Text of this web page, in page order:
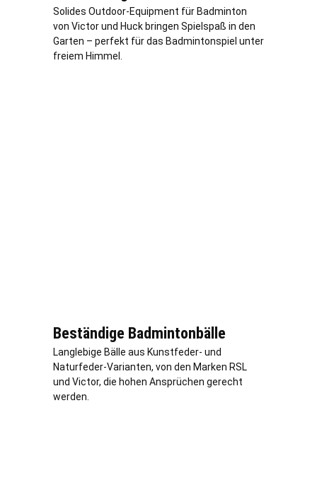
Solides Outdoor-Equipment für Badminton
von Victor und Huck bringen Spielspaß in den
Garten – perfekt für das Badmintonspiel unter
freiem Himmel.
Beständige Badmintonbälle
Langlebige Bälle aus Kunstfeder- und
Naturfeder-Varianten, von den Marken RSL
und Victor, die hohen Ansprüchen gerecht
werden.